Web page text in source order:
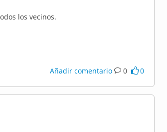
los vecinos.
Añadir comentario 0 0